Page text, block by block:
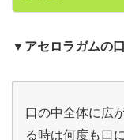
▼アセロラガムの
口の中全体に広
る時は何度も口